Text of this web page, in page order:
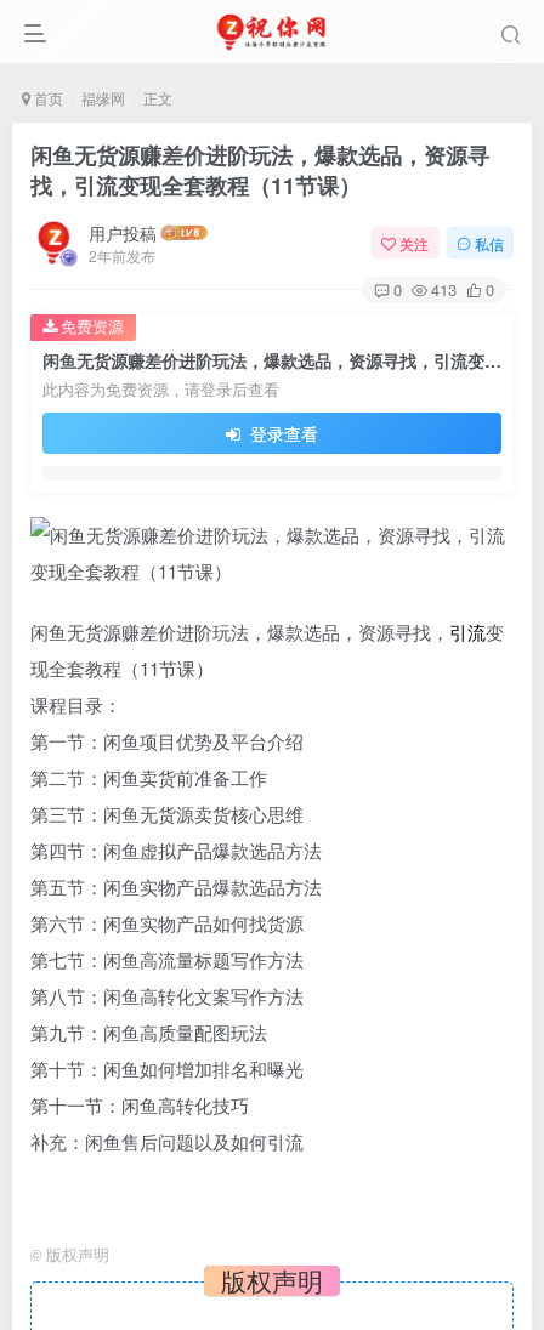
首页 福缘网 正文
闲鱼无货源赚差价进阶玩法，爆款选品，资源寻
找，引流变现全套教程（11节课）
用户投稿
2年前发布
关注 私信
0 413 0
闲鱼无货源赚差价进阶玩法，爆款选品，资源寻找，引流变现全套教程（11节课）
此内容为免费资源，请登录后查看
登录查看
免费资源
闲鱼无货源赚差价进阶玩法，爆款选品，资源寻找， 引流变
现全套教程（11节课）
课程目录：
第一节：闲鱼项目优势及平台介绍
第二节：闲鱼卖货前准备工作
第三节：闲鱼无货源卖货核心思维
第四节：闲鱼虚拟产品爆款选品方法
第五节：闲鱼实物产品爆款选品方法
第六节：闲鱼实物产品如何找货源
第七节：闲鱼高流量标题写作方法
第八节：闲鱼高转化文案写作方法
第九节：闲鱼高质量配图玩法
第十节：闲鱼如何增加排名和曝光
第十一节：闲鱼高转化技巧
补充：闲鱼售后问题以及如何引流
© 版权声明
版权声明